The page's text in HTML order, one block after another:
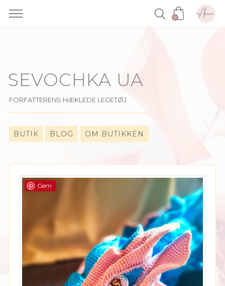
0
SEVOCHKA UA
FORFATTERENS HÆKLEDE LEGETØJ
BUTIK BLOG OM BUTIKKEN
Gem